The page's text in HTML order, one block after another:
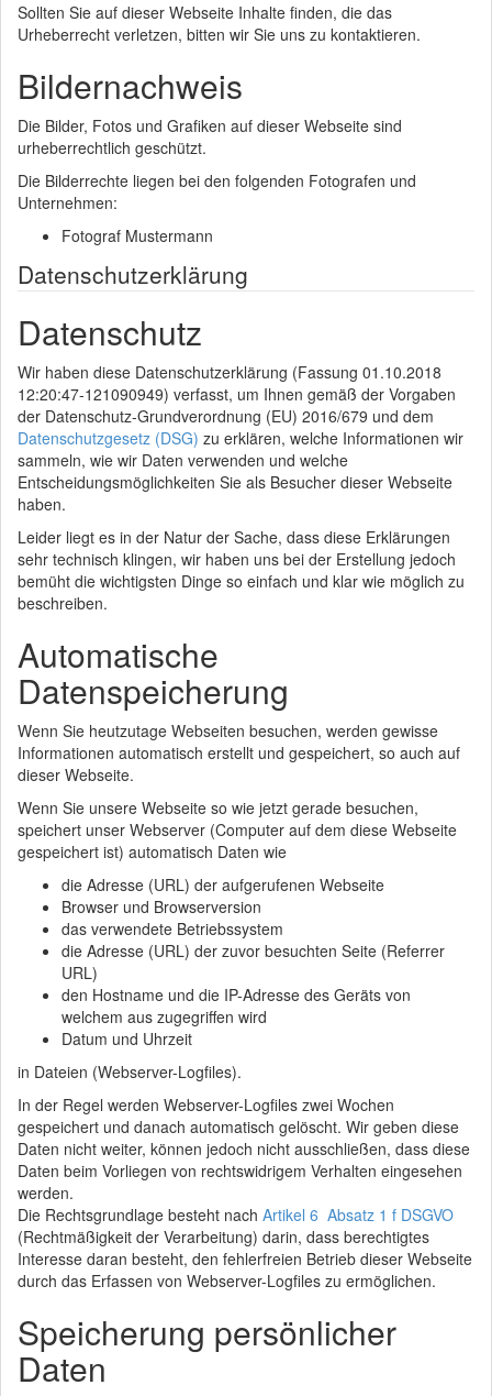
Sollten Sie auf dieser Webseite Inhalte finden, die das
Urheberrecht verletzen, bitten wir Sie uns zu kontaktieren.
Bildernachweis
Die Bilder, Fotos und Grafiken auf dieser Webseite sind
urheberrechtlich geschützt.
Die Bilderrechte liegen bei den folgenden Fotografen und
Unternehmen:
Fotograf Mustermann
Datenschutzerklärung
Datenschutz
Wir haben diese Datenschutzerklärung (Fassung 01.10.2018
12:20:47-121090949) verfasst, um Ihnen gemäß der Vorgaben
der Datenschutz-Grundverordnung (EU) 2016/679 und dem
Datenschutzgesetz (DSG) zu erklären, welche Informationen wir
sammeln, wie wir Daten verwenden und welche
Entscheidungsmöglichkeiten Sie als Besucher dieser Webseite
haben.
Leider liegt es in der Natur der Sache, dass diese Erklärungen
sehr technisch klingen, wir haben uns bei der Erstellung jedoch
bemüht die wichtigsten Dinge so einfach und klar wie möglich zu
beschreiben.
Automatische
Datenspeicherung
Wenn Sie heutzutage Webseiten besuchen, werden gewisse
Informationen automatisch erstellt und gespeichert, so auch auf
dieser Webseite.
Wenn Sie unsere Webseite so wie jetzt gerade besuchen,
speichert unser Webserver (Computer auf dem diese Webseite
gespeichert ist) automatisch Daten wie
die Adresse (URL) der aufgerufenen Webseite
Browser und Browserversion
das verwendete Betriebssystem
die Adresse (URL) der zuvor besuchten Seite (Referrer
URL)
den Hostname und die IP-Adresse des Geräts von
welchem aus zugegriffen wird
Datum und Uhrzeit
in Dateien (Webserver-Logfiles).
In der Regel werden Webserver-Logfiles zwei Wochen
gespeichert und danach automatisch gelöscht. Wir geben diese
Daten nicht weiter, können jedoch nicht ausschließen, dass diese
Daten beim Vorliegen von rechtswidrigem Verhalten eingesehen
werden.
Die Rechtsgrundlage besteht nach Artikel 6 Absatz 1 f DSGVO
(Rechtmäßigkeit der Verarbeitung) darin, dass berechtigtes
Interesse daran besteht, den fehlerfreien Betrieb dieser Webseite
durch das Erfassen von Webserver-Logfiles zu ermöglichen.
Speicherung persönlicher
Daten